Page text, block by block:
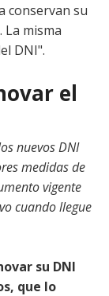
conservan su
La misma
DNI".
el
nuevos DNI
medidas de
vigente
cuando llegue
su DNI
que lo